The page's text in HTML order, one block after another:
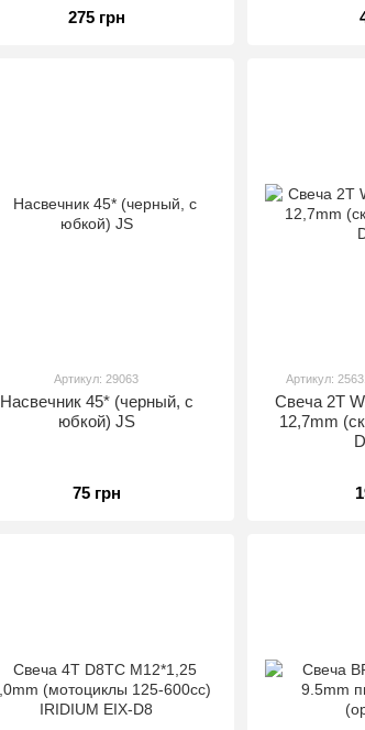
275 грн
Артикул: 29063
Насвечник 45* (черный, с
юбкой) JS
75 грн
Артикул:
Свеча 2T
12,7mm